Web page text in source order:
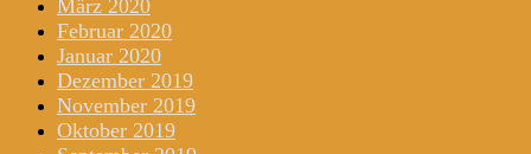
März 2020
Februar 2020
Januar 2020
Dezember 2019
November 2019
Oktober 2019